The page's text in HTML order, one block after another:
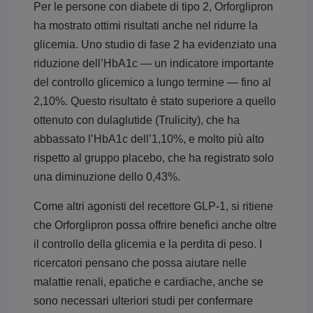
Per le persone con diabete di tipo 2, Orforglipron
ha mostrato ottimi risultati anche nel ridurre la
glicemia. Uno studio di fase 2 ha evidenziato una
riduzione dell’HbA1c — un indicatore importante
del controllo glicemico a lungo termine — fino al
2,10%. Questo risultato è stato superiore a quello
ottenuto con dulaglutide (Trulicity), che ha
abbassato l’HbA1c dell’1,10%, e molto più alto
rispetto al gruppo placebo, che ha registrato solo
una diminuzione dello 0,43%.
Come altri agonisti del recettore GLP-1, si ritiene
che Orforglipron possa offrire benefici anche oltre
il controllo della glicemia e la perdita di peso. I
ricercatori pensano che possa aiutare nelle
malattie renali, epatiche e cardiache, anche se
sono necessari ulteriori studi per confermare